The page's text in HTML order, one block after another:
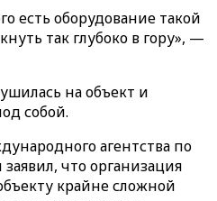
есть оборудование такой
так глубоко в гору», —
на объект и
собой.
агентства по
что организация
крайне сложной